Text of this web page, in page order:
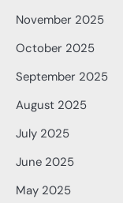
November 2025
October 2025
September 2025
August 2025
July 2025
June 2025
May 2025